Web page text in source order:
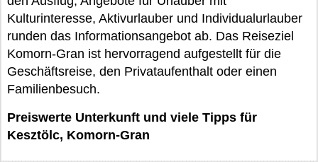
Kulturinteresse, Aktivurlauber und Individualurlauber
runden das Informationsangebot ab. Das Reiseziel
Komorn-Gran ist hervorragend aufgestellt für die
Geschäftsreise, den Privataufenthalt oder einen
Familienbesuch.
Preiswerte Unterkunft und viele Tipps für
Kesztölc, Komorn-Gran